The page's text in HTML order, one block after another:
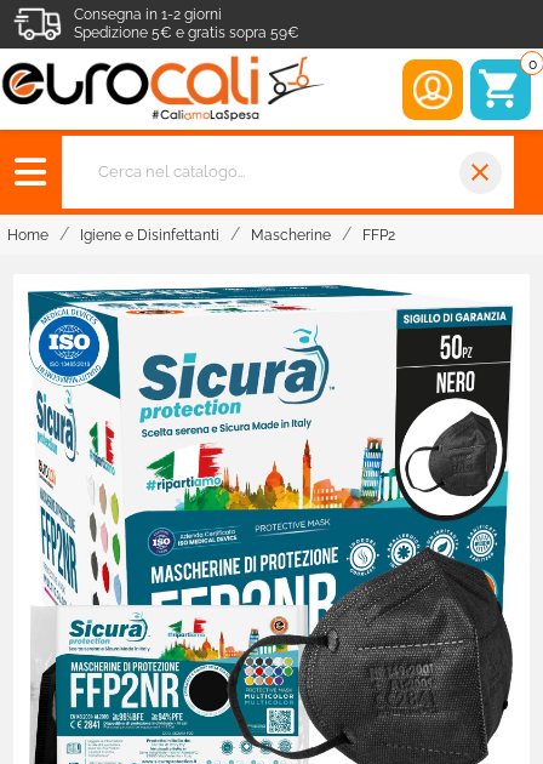
Consegna in 1-2 giorni
Spedizione 5€ e gratis sopra 59€
0
close
Home Igiene e Disinfettanti Mascherine FFP2